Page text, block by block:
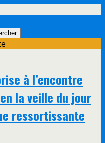
à l’encontre
la veille du jour
ressortissante